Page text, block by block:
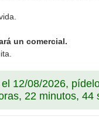
un comercial.
12/08/2026,
22 minutos, 44